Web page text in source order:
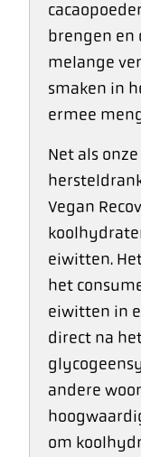
brengen en
melange
smaken in
ermee
Net als
Vegan
eiwitten.
het
eiwitten in
direct na
andere
om